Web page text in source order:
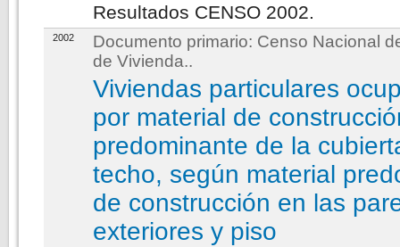
Resultados CENSO 2002.
2002 Documento primario: Censo Nacional
de Vivienda..
Viviendas particulares
por material de
predominante de la
techo, según material
de construcción en las
exteriores y piso